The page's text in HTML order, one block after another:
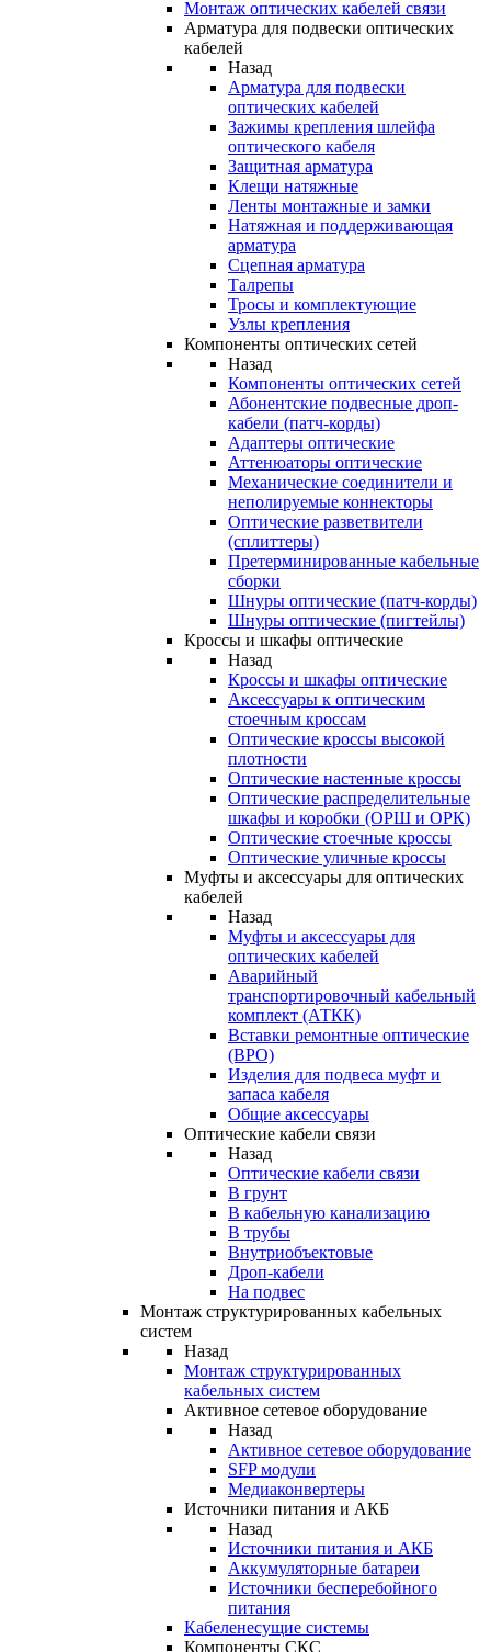
Монтаж оптических кабелей связи
Арматура для подвески оптических
кабелей
Назад
Арматура для подвески
оптических кабелей
Зажимы крепления шлейфа
оптического кабеля
Защитная арматура
Клещи натяжные
Ленты монтажные и замки
Натяжная и поддерживающая
арматура
Сцепная арматура
Талрепы
Тросы и комплектующие
Узлы крепления
Компоненты оптических сетей
Назад
Компоненты оптических сетей
Абонентские подвесные дроп-
кабели (патч-корды)
Адаптеры оптические
Аттенюаторы оптические
Механические соединители и
неполируемые коннекторы
Оптические разветвители
(сплиттеры)
Претерминированные кабельные
сборки
Шнуры оптические (патч-корды)
Шнуры оптические (пигтейлы)
Кроссы и шкафы оптические
Назад
Кроссы и шкафы оптические
Аксессуары к оптическим
стоечным кроссам
Оптические кроссы высокой
плотности
Оптические настенные кроссы
Оптические распределительные
шкафы и коробки (ОРШ и ОРК)
Оптические стоечные кроссы
Оптические уличные кроссы
Муфты и аксессуары для оптических
кабелей
Назад
Муфты и аксессуары для
оптических кабелей
Аварийный
транспортировочный кабельный
комплект (АТКК)
Вставки ремонтные оптические
(ВРО)
Изделия для подвеса муфт и
запаса кабеля
Общие аксессуары
Оптические кабели связи
Назад
Оптические кабели связи
В грунт
В кабельную канализацию
В трубы
Внутриобъектовые
Дроп-кабели
На подвес
Монтаж структурированных кабельных
систем
Назад
Монтаж структурированных
кабельных систем
Активное сетевое оборудование
Назад
Активное сетевое оборудование
SFP модули
Медиаконвертеры
Источники питания и АКБ
Назад
Источники питания и АКБ
Аккумуляторные батареи
Источники бесперебойного
питания
Кабеленесущие системы
Компоненты СКС